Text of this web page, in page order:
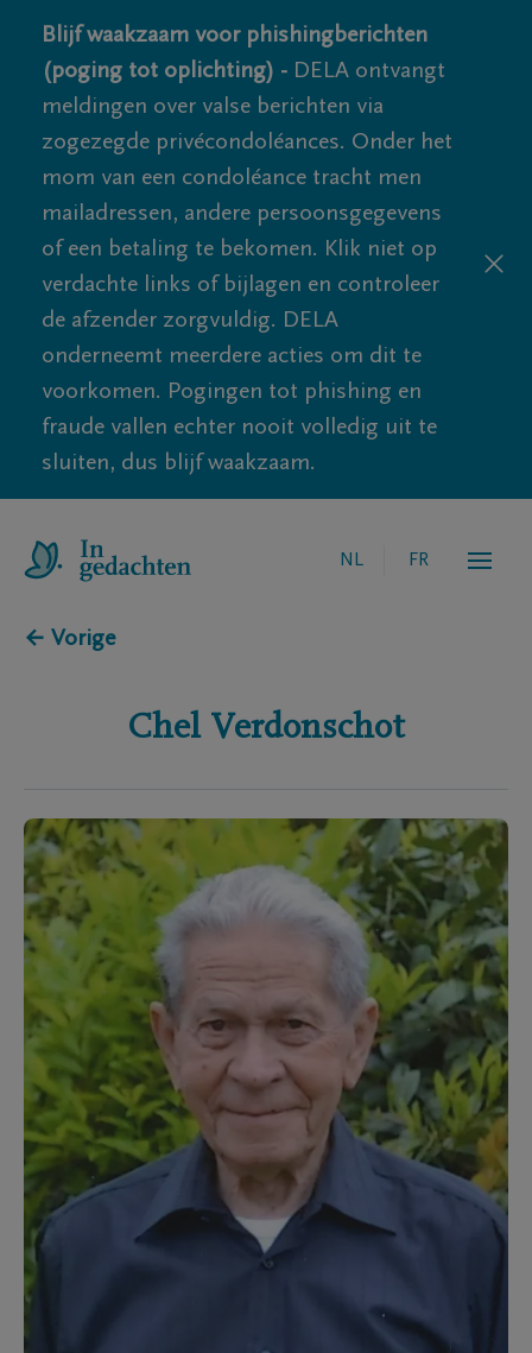
Blijf waakzaam voor phishingberichten
(poging tot oplichting) - DELA ontvangt
meldingen over valse berichten via
zogezegde privécondoléances. Onder het
mom van een condoléance tracht men
mailadressen, andere persoonsgegevens
of een betaling te bekomen. Klik niet op
verdachte links of bijlagen en controleer
de afzender zorgvuldig. DELA
onderneemt meerdere acties om dit te
voorkomen. Pogingen tot phishing en
fraude vallen echter nooit volledig uit te
sluiten, dus blijf waakzaam.
NL FR
← Vorige
Chel Verdonschot